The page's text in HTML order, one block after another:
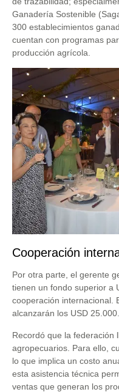
Ganadería Sostenible
300 establecimientos
cuentan con programas
producción agrícola.
Cooperación
Por otra parte, el gerente
tienen un fondo superior a
cooperación internacional.
alcanzarán los USD
Recordó que la federación
agropecuarios. Para ello,
lo que implica un costo
esta asistencia técnica
ventas que generan los